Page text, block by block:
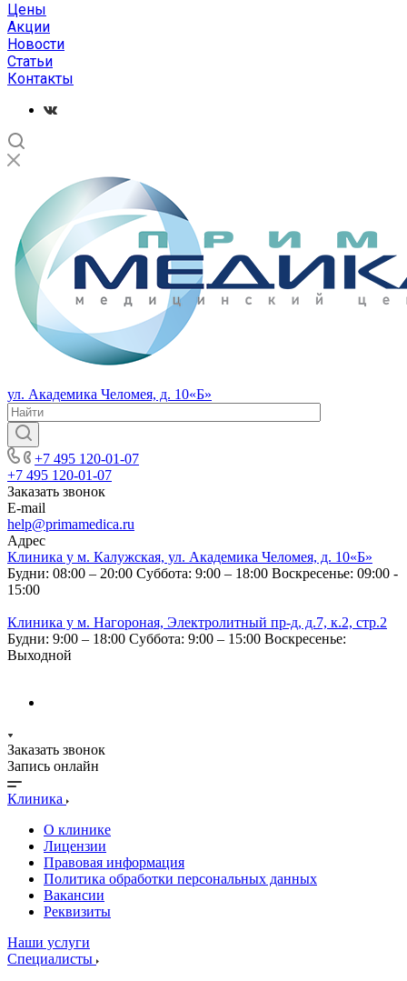
Цены
Акции
Новости
Статьи
Контакты
ул. Академика Челомея, д. 10«Б»
+7 495 120-01-07
+7 495 120-01-07
Заказать звонок
E-mail
help@primamedica.ru
Адрес
Клиника у м. Калужская, ул. Академика Челомея, д. 10«Б»
Будни: 08:00 – 20:00 Суббота: 9:00 – 18:00 Воскресенье: 09:00 -
15:00
Клиника у м. Нагороная, Электролитный пр-д, д.7, к.2, стр.2
Будни: 9:00 – 18:00 Суббота: 9:00 – 15:00 Воскресенье:
Выходной
Заказать звонок
Запись онлайн
Клиника
О клинике
Лицензии
Правовая информация
Политика обработки персональных данных
Вакансии
Реквизиты
Наши услуги
Специалисты